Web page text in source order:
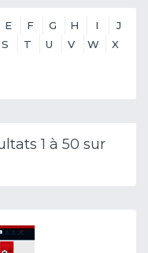
E F G H I
J
S T U V W X
1 à 50 sur